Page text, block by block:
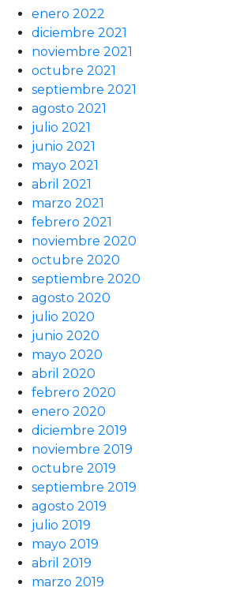
enero 2022
diciembre 2021
noviembre 2021
octubre 2021
septiembre 2021
agosto 2021
julio 2021
junio 2021
mayo 2021
abril 2021
marzo 2021
febrero 2021
noviembre 2020
octubre 2020
septiembre 2020
agosto 2020
julio 2020
junio 2020
mayo 2020
abril 2020
febrero 2020
enero 2020
diciembre 2019
noviembre 2019
octubre 2019
septiembre 2019
agosto 2019
julio 2019
mayo 2019
abril 2019
marzo 2019